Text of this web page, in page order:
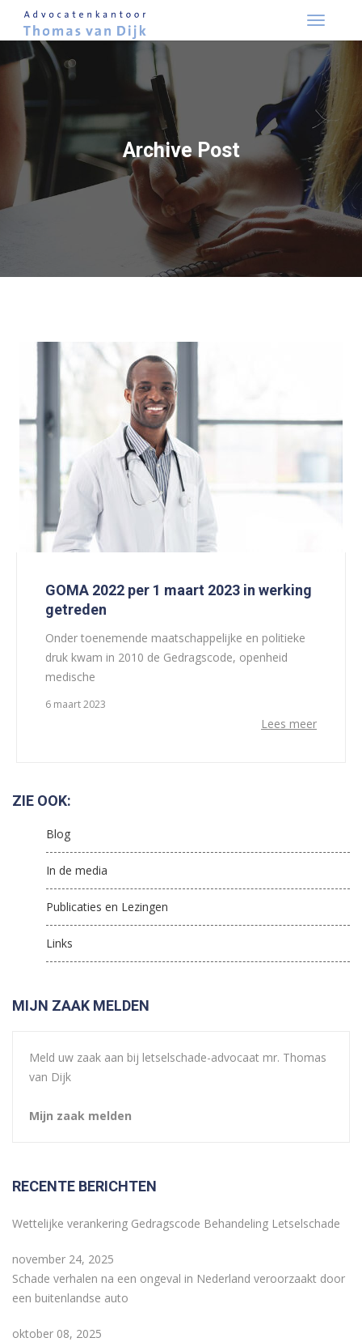
content
Archive Post
GOMA 2022 per 1 maart 2023 in werking
getreden
Onder toenemende maatschappelijke en politieke
druk kwam in 2010 de Gedragscode, openheid
medische
6 maart 2023
Lees meer
ZIE OOK:
Blog
In de media
Publicaties en Lezingen
Links
MIJN ZAAK MELDEN
Meld uw zaak aan bij letselschade-advocaat mr. Thomas
van Dijk
Mijn zaak melden
RECENTE BERICHTEN
Wettelijke verankering Gedragscode Behandeling Letselschade
november 24, 2025
Schade verhalen na een ongeval in Nederland veroorzaakt door
een buitenlandse auto
oktober 08, 2025